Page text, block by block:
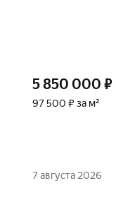
5 850 000 ₽
97 500 ₽ за м²
7 августа 2026